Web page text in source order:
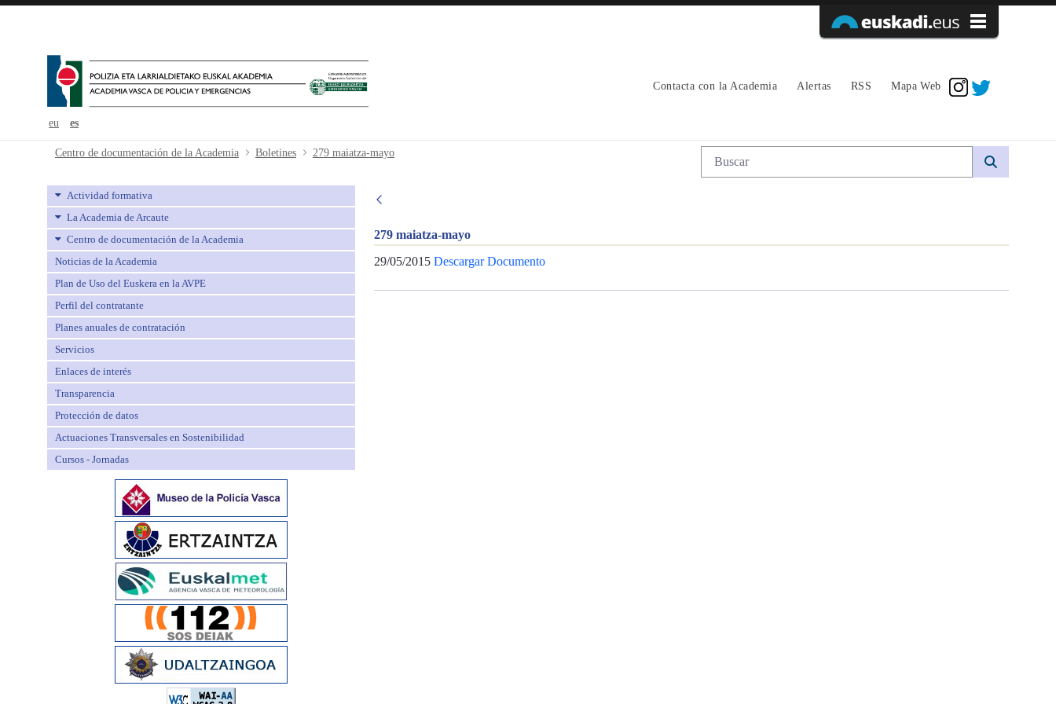
eu es
Contacta con la Academia Alertas RSS Mapa Web
279 maiatza-mayo - avpe
Centro de documentación de la Academia Boletines 279 maiatza-mayo Búsqueda web
Actividad formativa
La Academia de Arcaute
Centro de documentación de la Academia
Noticias de la Academia
Plan de Uso del Euskera en la AVPE
Perfil del contratante
Planes anuales de contratación
Servicios
Enlaces de interés
Transparencia
Protección de datos
Actuaciones Transversales en Sostenibilidad
Cursos - Jornadas
279 maiatza-mayo
29/05/2015 Descargar Documento